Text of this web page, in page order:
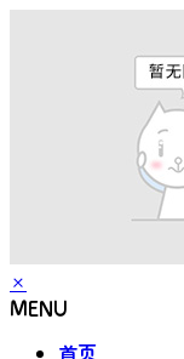
×
MENU
首页